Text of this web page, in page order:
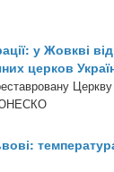
у Жовкві
церков
Церкву
ЮНЕСКО